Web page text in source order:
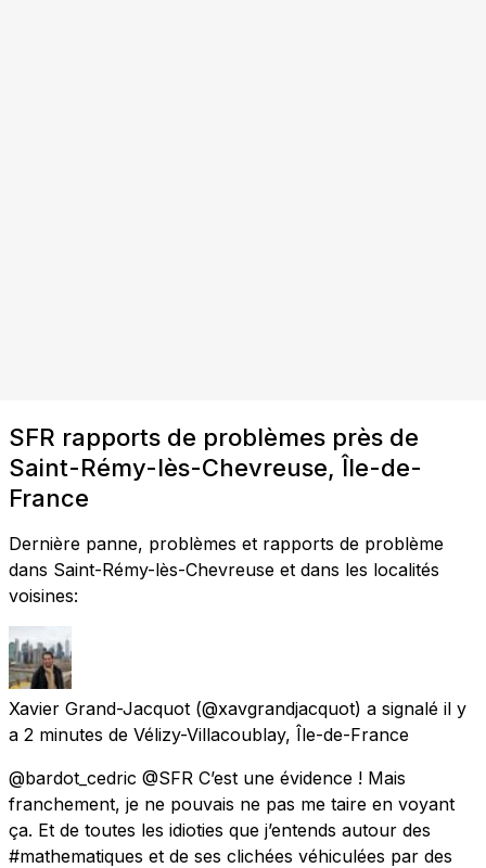
SFR rapports de problèmes près de
Saint-Rémy-lès-Chevreuse, Île-de-
France
Dernière panne, problèmes et rapports de problème
dans Saint-Rémy-lès-Chevreuse et dans les localités
voisines:
Xavier Grand-Jacquot (@xavgrandjacquot) a signalé il y
a 2 minutes de Vélizy-Villacoublay, Île-de-France
@bardot_cedric @SFR C’est une évidence ! Mais
franchement, je ne pouvais ne pas me taire en voyant
ça. Et de toutes les idioties que j’entends autour des
#mathematiques et de ses clichées véhiculées par des